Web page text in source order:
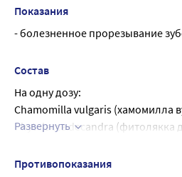
2. Отделить один
3. Открыть полиэтиленовый
выдавить его содержимое в рот
5. Поместить оставшиеся
закрыть его, загнув открытую
Показания
- болезненное прорезывание
Состав
На одну дозу:
Chamomilla vulgaris (хамомилла
Phytolaссa decandra (фитолякка
Вспомогательные вещества:
Развернуть
Противопоказания